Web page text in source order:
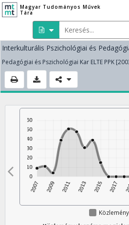
Magyar Tudományos Művek
Tára
Interkulturális Pszichológiai és
Pedagógiai és Pszichológiai Kar ELTE PPK
Közlemény